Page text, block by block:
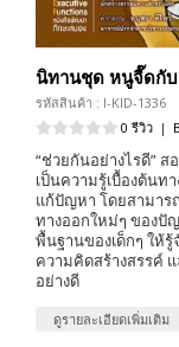
นิทานชุด หนูจี๊ดกั
รหัสสินค้า : I-KID-1336
0 รีวิว |
“ช่วยกันอย่างไรดี” ส
เป็นความรู้เบื้องต้นท
แก้ปัญหา โดยสามาร
ทางออกใหม่ๆ ของปั
พื้นฐานของเด็กๆ ให้
ความคิดสร้างสรรค์
อย่างดี
ดูรายละเอียดเพิ่มเติม